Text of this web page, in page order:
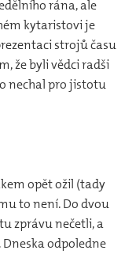
rána, ale
kytaristovi je
strojů času
že byli vědci radši
nechal pro jistotu
opět ožil (tady
to není. Do dvou
zprávu nečetli, a
odpoledne